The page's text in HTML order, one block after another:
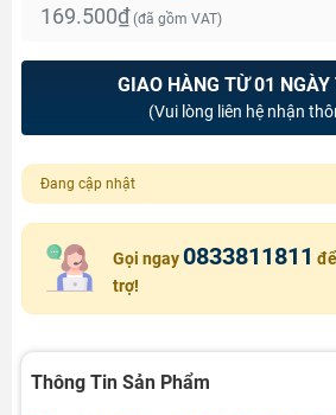
169.500₫ (đã gồm VAT)
GIAO HÀNG TỪ 01 NGÀY
(Vui lòng liên hệ nhận
Đang cập nhật
Gọi ngay 0833811811
trợ!
Thông Tin Sản Phẩm